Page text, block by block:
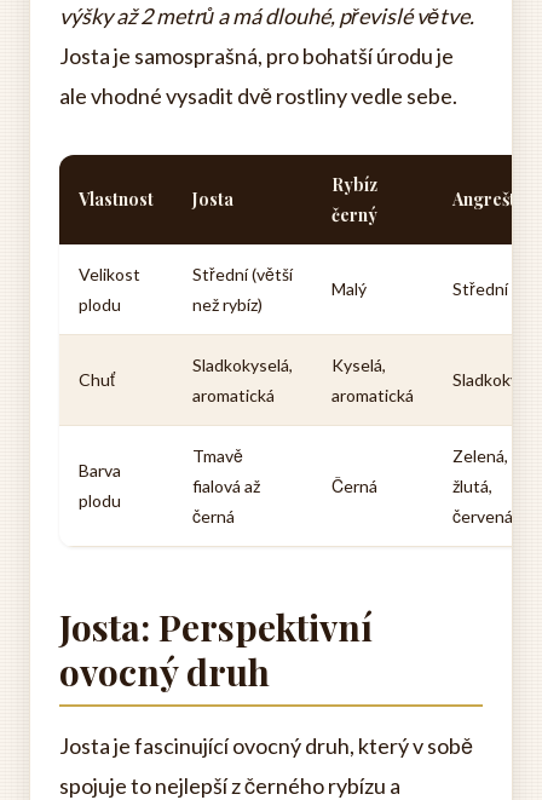
výšky až 2 metrů a má dlouhé, převislé větve.
Josta je samosprašná, pro bohatší úrodu je
ale vhodné vysadit dvě rostliny vedle sebe.
Vlastnost Josta
Rybíz
černý
Angrešt
Velikost
plodu
Střední (větší
než rybíz)
Malý Střední
Chuť
Sladkokyselá,
aromatická
Kyselá,
aromatická
Barva
plodu
Tmavě
fialová až
černá
Černá
Zelená,
žlutá,
červená
Josta: Perspektivní
ovocný druh
Josta je fascinující ovocný druh, který v sobě
spojuje to nejlepší z černého rybízu a